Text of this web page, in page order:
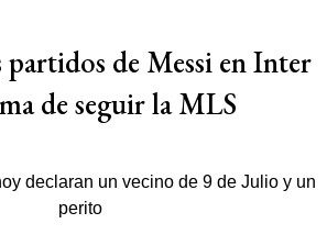
de Messi en Inter
de seguir la MLS